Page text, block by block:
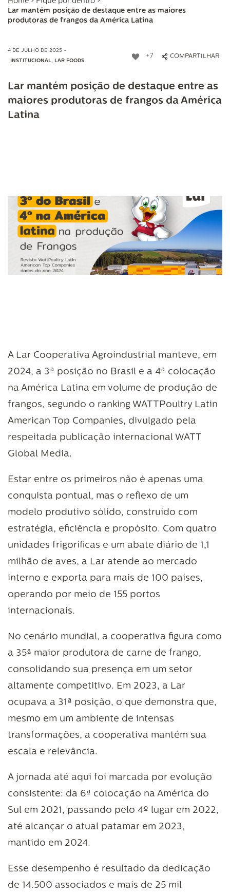
Lar mantém posição de destaque entre as maiores
produtoras de frangos da América Latina
4 DE JULHO DE 2025 -
INSTITUCIONAL, LAR FOODS
+7 COMPARTILHAR
Lar mantém posição de destaque entre as
maiores produtoras de frangos da América
Latina
A Lar Cooperativa Agroindustrial manteve, em
2024, a 3ª posição no Brasil e a 4ª colocação
na América Latina em volume de produção de
frangos, segundo o ranking WATTPoultry Latin
American Top Companies, divulgado pela
respeitada publicação internacional WATT
Global Media.
Estar entre os primeiros não é apenas uma
conquista pontual, mas o reflexo de um
modelo produtivo sólido, construído com
estratégia, eficiência e propósito. Com quatro
unidades frigoríficas e um abate diário de 1,1
milhão de aves, a Lar atende ao mercado
interno e exporta para mais de 100 países,
operando por meio de 155 portos
internacionais.
No cenário mundial, a cooperativa figura como
a 35ª maior produtora de carne de frango,
consolidando sua presença em um setor
altamente competitivo. Em 2023, a Lar
ocupava a 31ª posição, o que demonstra que,
mesmo em um ambiente de intensas
transformações, a cooperativa mantém sua
escala e relevância.
A jornada até aqui foi marcada por evolução
consistente: da 6ª colocação na América do
Sul em 2021, passando pelo 4º lugar em 2022,
até alcançar o atual patamar em 2023,
mantido em 2024.
Esse desempenho é resultado da dedicação
de 14.500 associados e mais de 25 mil